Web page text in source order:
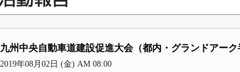
九州中央自動車道建設促進大会（都内・グランドアーク
2019年08月02日 (金) AM 08:00